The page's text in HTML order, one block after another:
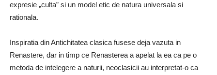
expresie „culta” si un model etic de natura universala si
rationala.
Inspiratia din Antichitatea clasica fusese deja vazuta in
Renastere, dar in timp ce Renasterea a apelat la ea ca pe o
metoda de intelegere a naturii, neoclasicii au interpretat-o ​​ca